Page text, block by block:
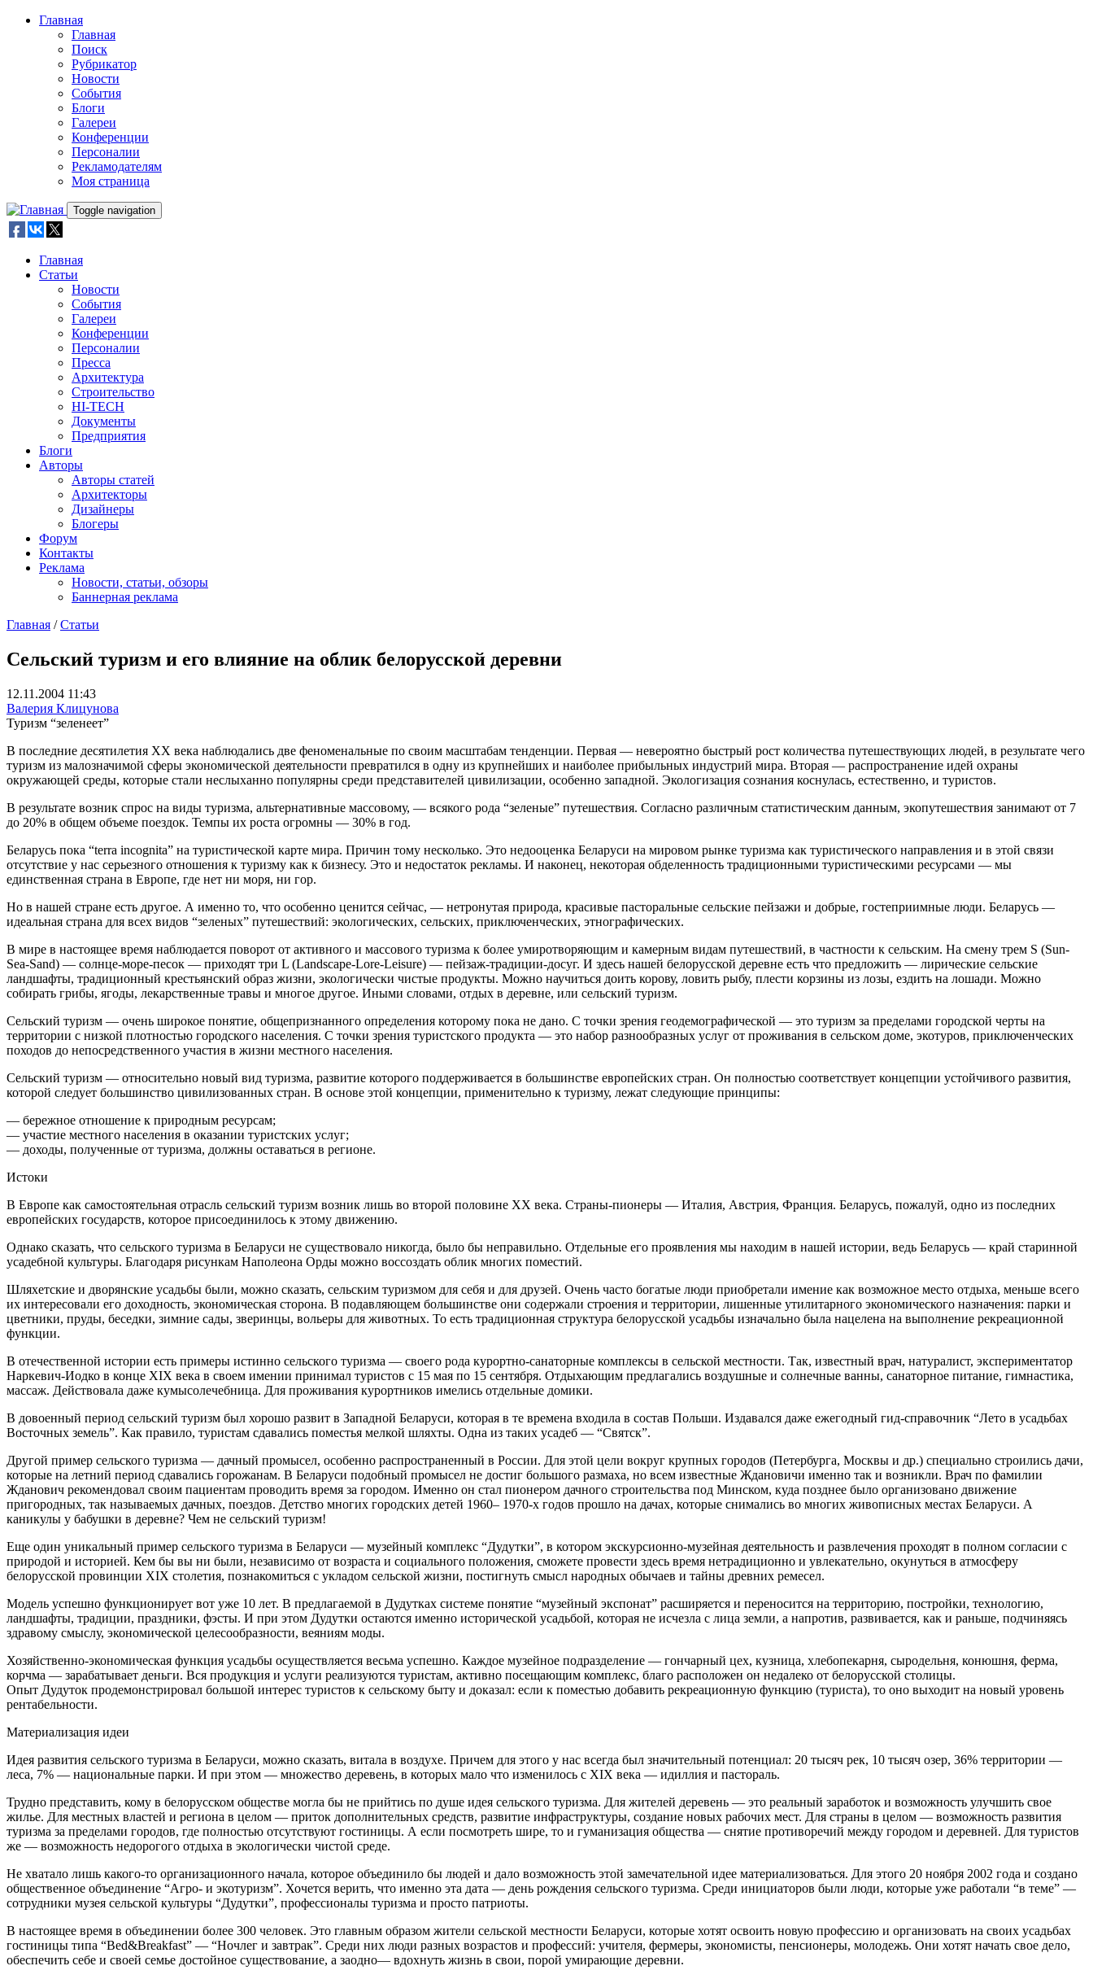
Skip to main content
Главная
Главная
Поиск
Рубрикатор
Новости
События
Блоги
Галереи
Конференции
Персоналии
Рекламодателям
Моя страница
Toggle navigation
Главная
Статьи
Новости
События
Галереи
Конференции
Персоналии
Пресса
Архитектура
Строительство
HI-TECH
Документы
Предприятия
Блоги
Авторы
Авторы статей
Архитекторы
Дизайнеры
Блогеры
Форум
Контакты
Реклама
Новости, статьи, обзоры
Баннерная реклама
Главная / Статьи
Сельский туризм и его влияние на облик белорусской деревни
12.11.2004 11:43
Валерия Клицунова
Туризм “зеленеет”
В последние десятилетия XX века наблюдались две феноменальные по своим масштабам тенденции. Первая — невероятно быстрый рост количества путешествующих людей, в результате чего
туризм из малозначимой сферы экономической деятельности превратился в одну из крупнейших и наиболее прибыльных индустрий мира. Вторая — распространение идей охраны
окружающей среды, которые стали неслыханно популярны среди представителей цивилизации, особенно западной. Экологизация сознания коснулась, естественно, и туристов.
В результате возник спрос на виды туризма, альтернативные массовому, — всякого рода “зеленые” путешествия. Согласно различным статистическим данным, экопутешествия занимают от 7
до 20% в общем объеме поездок. Темпы их роста огромны — 30% в год.
Беларусь пока “terra incognita” на туристической карте мира. Причин тому несколько. Это недооценка Беларуси на мировом рынке туризма как туристического направления и в этой связи
отсутствие у нас серьезного отношения к туризму как к бизнесу. Это и недостаток рекламы. И наконец, некоторая обделенность традиционными туристическими ресурсами — мы
единственная страна в Европе, где нет ни моря, ни гор.
Но в нашей стране есть другое. А именно то, что особенно ценится сейчас, — нетронутая природа, красивые пасторальные сельские пейзажи и добрые, гостеприимные люди. Беларусь —
идеальная страна для всех видов “зеленых” путешествий: экологических, сельских, приключенческих, этнографических.
В мире в настоящее время наблюдается поворот от активного и массового туризма к более умиротворяющим и камерным видам путешествий, в частности к сельским. На смену трем S (Sun-
Sea-Sand) — солнце-море-песок — приходят три L (Landscape-Lore-Leisure) — пейзаж-традиции-досуг. И здесь нашей белорусской деревне есть что предложить — лирические сельские
ландшафты, традиционный крестьянский образ жизни, экологически чистые продукты. Можно научиться доить корову, ловить рыбу, плести корзины из лозы, ездить на лошади. Можно
собирать грибы, ягоды, лекарственные травы и многое другое. Иными словами, отдых в деревне, или сельский туризм.
Сельский туризм — очень широкое понятие, общепризнанного определения которому пока не дано. С точки зрения геодемографической — это туризм за пределами городской черты на
территории с низкой плотностью городского населения. С точки зрения туристского продукта — это набор разнообразных услуг от проживания в сельском доме, экотуров, приключенческих
походов до непосредственного участия в жизни местного населения.
Сельский туризм — относительно новый вид туризма, развитие которого поддерживается в большинстве европейских стран. Он полностью соответствует концепции устойчивого развития,
которой следует большинство цивилизованных стран. В основе этой концепции, применительно к туризму, лежат следующие принципы:
— бережное отношение к природным ресурсам;
— участие местного населения в оказании туристских услуг;
— доходы, полученные от туризма, должны оставаться в регионе.
Истоки
В Европе как самостоятельная отрасль сельский туризм возник лишь во второй половине XX века. Страны-пионеры — Италия, Австрия, Франция. Беларусь, пожалуй, одно из последних
европейских государств, которое присоединилось к этому движению.
Однако сказать, что сельского туризма в Беларуси не существовало никогда, было бы неправильно. Отдельные его проявления мы находим в нашей истории, ведь Беларусь — край старинной
усадебной культуры. Благодаря рисункам Наполеона Орды можно воссоздать облик многих поместий.
Шляхетские и дворянские усадьбы были, можно сказать, сельским туризмом для себя и для друзей. Очень часто богатые люди приобретали имение как возможное место отдыха, меньше всего
их интересовали его доходность, экономическая сторона. В подавляющем большинстве они содержали строения и территории, лишенные утилитарного экономического назначения: парки и
цветники, пруды, беседки, зимние сады, зверинцы, вольеры для животных. То есть традиционная структура белорусской усадьбы изначально была нацелена на выполнение рекреационной
функции.
В отечественной истории есть примеры истинно сельского туризма — своего рода курортно-санаторные комплексы в сельской местности. Так, известный врач, натуралист, экспериментатор
Наркевич-Иодко в конце XIX века в своем имении принимал туристов с 15 мая по 15 сентября. Отдыхающим предлагались воздушные и солнечные ванны, санаторное питание, гимнастика,
массаж. Действовала даже кумысолечебница. Для проживания курортников имелись отдельные домики.
В довоенный период сельский туризм был хорошо развит в Западной Беларуси, которая в те времена входила в состав Польши. Издавался даже ежегодный гид-справочник “Лето в усадьбах
Восточных земель”. Как правило, туристам сдавались поместья мелкой шляхты. Одна из таких усадеб — “Святск”.
Другой пример сельского туризма — дачный промысел, особенно распространенный в России. Для этой цели вокруг крупных городов (Петербурга, Москвы и др.) специально строились дачи,
которые на летний период сдавались горожанам. В Беларуси подобный промысел не достиг большого размаха, но всем известные Ждановичи именно так и возникли. Врач по фамилии
Жданович рекомендовал своим пациентам проводить время за городом. Именно он стал пионером дачного строительства под Минском, куда позднее было организовано движение
пригородных, так называемых дачных, поездов. Детство многих городских детей 1960– 1970-х годов прошло на дачах, которые снимались во многих живописных местах Беларуси. А
каникулы у бабушки в деревне? Чем не сельский туризм!
Еще один уникальный пример сельского туризма в Беларуси — музейный комплекс “Дудутки”, в котором экскурсионно-музейная деятельность и развлечения проходят в полном согласии с
природой и историей. Кем бы вы ни были, независимо от возраста и социального положения, сможете провести здесь время нетрадиционно и увлекательно, окунуться в атмосферу
белорусской провинции XIX столетия, познакомиться с укладом сельской жизни, постигнуть смысл народных обычаев и тайны древних ремесел.
Модель успешно функционирует вот уже 10 лет. В предлагаемой в Дудутках системе понятие “музейный экспонат” расширяется и переносится на территорию, постройки, технологию,
ландшафты, традиции, праздники, фэсты. И при этом Дудутки остаются именно исторической усадьбой, которая не исчезла с лица земли, а напротив, развивается, как и раньше, подчиняясь
здравому смыслу, экономической целесообразности, веяниям моды.
Хозяйственно-экономическая функция усадьбы осуществляется весьма успешно. Каждое музейное подразделение — гончарный цех, кузница, хлебопекарня, сыродельня, конюшня, ферма,
корчма — зарабатывает деньги. Вся продукция и услуги реализуются туристам, активно посещающим комплекс, благо расположен он недалеко от белорусской столицы.
Опыт Дудуток продемонстрировал большой интерес туристов к сельскому быту и доказал: если к поместью добавить рекреационную функцию (туриста), то оно выходит на новый уровень
рентабельности.
Материализация идеи
Идея развития сельского туризма в Беларуси, можно сказать, витала в воздухе. Причем для этого у нас всегда был значительный потенциал: 20 тысяч рек, 10 тысяч озер, 36% территории —
леса, 7% — национальные парки. И при этом — множество деревень, в которых мало что изменилось с XIX века — идиллия и пастораль.
Трудно представить, кому в белорусском обществе могла бы не прийтись по душе идея сельского туризма. Для жителей деревень — это реальный заработок и возможность улучшить свое
жилье. Для местных властей и региона в целом — приток дополнительных средств, развитие инфраструктуры, создание новых рабочих мест. Для страны в целом — возможность развития
туризма за пределами городов, где полностью отсутствуют гостиницы. А если посмотреть шире, то и гуманизация общества — снятие противоречий между городом и деревней. Для туристов
же — возможность недорогого отдыха в экологически чистой среде.
Не хватало лишь какого-то организационного начала, которое объединило бы людей и дало возможность этой замечательной идее материализоваться. Для этого 20 ноября 2002 года и создано
общественное объединение “Агро- и экотуризм”. Хочется верить, что именно эта дата — день рождения сельского туризма. Среди инициаторов были люди, которые уже работали “в теме” —
сотрудники музея сельской культуры “Дудутки”, профессионалы туризма и просто патриоты.
В настоящее время в объединении более 300 человек. Это главным образом жители сельской местности Беларуси, которые хотят освоить новую профессию и организовать на своих усадьбах
гостиницы типа “Bed&Breakfast” — “Ночлег и завтрак”. Среди них люди разных возрастов и профессий: учителя, фермеры, экономисты, пенсионеры, молодежь. Они хотят начать свое дело,
обеспечить себе и своей семье достойное существование, а заодно— вдохнуть жизнь в свои, порой умирающие деревни.